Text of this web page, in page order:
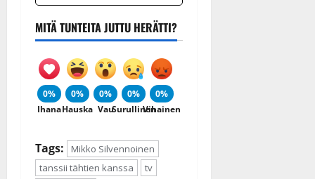
MITÄ TUNTEITA JUTTU HERÄTTI?
0%
Ihana
0%
Hauska
0%
Vau
0%
Surullinen
0%
Vihainen
Tags:
Mikko Silvennoinen
tanssii tähtien kanssa
tv